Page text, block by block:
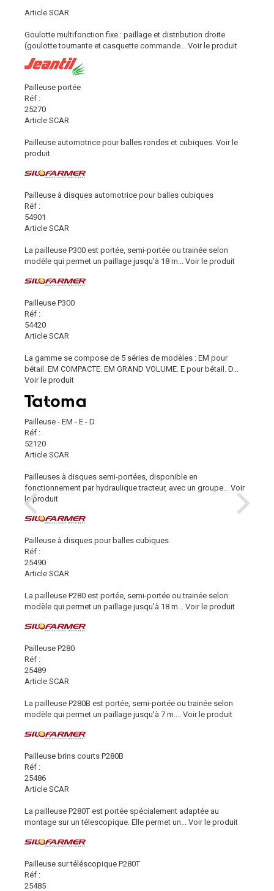
Article SCAR
Goulotte multifonction fixe : paillage et distribution droite
(goulotte tournante et casquette commande...
Voir le produit
Pailleuse portée
Réf :
25270
Article SCAR
Pailleuse automotrice pour balles rondes et cubiques. Voir le
produit
Pailleuse à disques automotrice pour balles cubiques
Réf :
54901
Article SCAR
La pailleuse P300 est portée, semi-portée ou trainée selon
modèle qui permet un paillage jusqu'à 18 m...
Voir le produit
Pailleuse P300
Réf :
54420
Article SCAR
La gamme se compose de 5 séries de modèles : EM pour
bétail. EM COMPACTE. EM GRAND VOLUME. E pour bétail. D...
Voir le produit
Pailleuse - EM - E - D
Réf :
52120
Article SCAR
Pailleuses à disques semi-portées, disponible en
fonctionnement par hydraulique tracteur, avec un groupe...
Voir
le produit
Pailleuse à disques pour balles cubiques
Réf :
25490
Article SCAR
La pailleuse P280 est portée, semi-portée ou trainée selon
modèle qui permet un paillage jusqu'à 18 m...
Voir le produit
Pailleuse P280
Réf :
25489
Article SCAR
La pailleuse P280B est portée, semi-portée ou trainée selon
modèle qui permet un paillage jusqu'à 7 m....
Voir le produit
Pailleuse brins courts P280B
Réf :
25486
Article SCAR
La pailleuse P280T est portée spécialement adaptée au
montage sur un télescopique. Elle permet un...
Voir le produit
Pailleuse sur téléscopique P280T
Réf :
25485